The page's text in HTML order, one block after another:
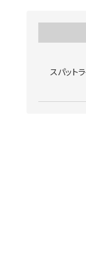
スパット